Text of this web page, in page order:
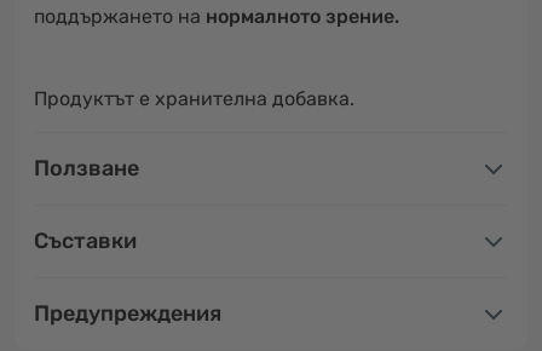
поддържането на нормалното зрение.
Продуктът е хранителна добавка.
Ползване
Съставки
Предупреждения